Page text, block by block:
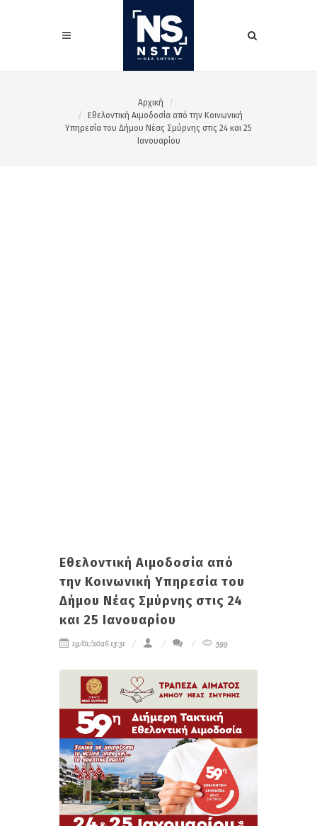
Αρχική
Εθελοντική Αιμοδοσία από την Κοινωνική
Υπηρεσία του Δήμου Νέας Σμύρνης στις 24 και 25
Ιανουαρίου
Εθελοντική Αιμοδοσία από
την Κοινωνική Υπηρεσία του
Δήμου Νέας Σμύρνης στις 24
και 25 Ιανουαρίου
19/01/2026 13:31 599